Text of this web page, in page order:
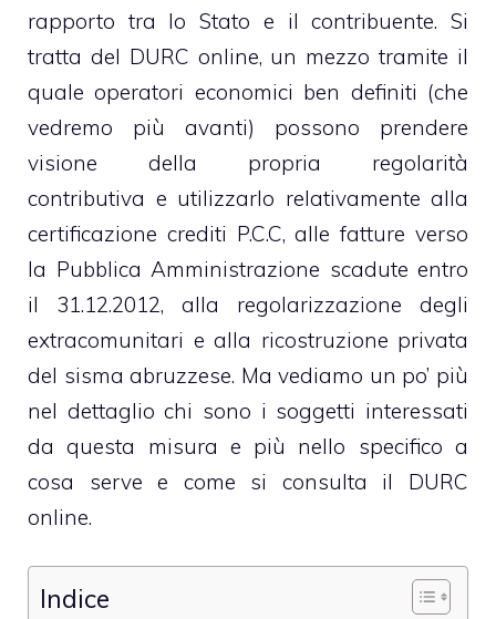
rapporto tra lo Stato e il contribuente. Si
tratta del DURC online, un mezzo tramite il
quale operatori economici ben definiti (che
vedremo più avanti) possono prendere
visione della propria regolarità
contributiva e utilizzarlo relativamente alla
certificazione crediti P.C.C, alle fatture verso
la Pubblica Amministrazione scadute entro
il 31.12.2012, alla regolarizzazione degli
extracomunitari e alla ricostruzione privata
del sisma abruzzese. Ma vediamo un po’ più
nel dettaglio chi sono i soggetti interessati
da questa misura e più nello specifico a
cosa serve e come si consulta il DURC
online.
Indice